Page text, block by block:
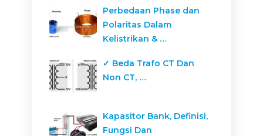
Perbedaan Phase dan
Polaritas Dalam
Kelistrikan & …
✓ Beda Trafo CT Dan
Non CT, …
Kapasitor Bank, Definisi,
Fungsi Dan